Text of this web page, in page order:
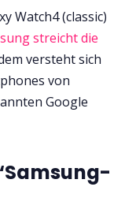
Watch4 (classic)
streicht die
versteht sich
von
Google